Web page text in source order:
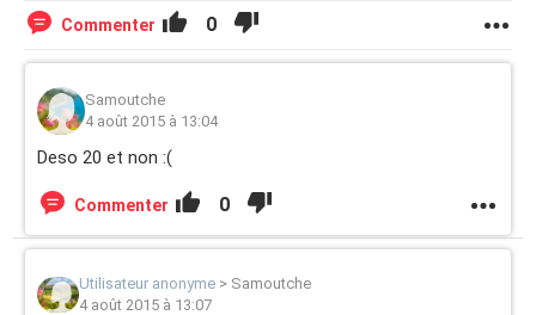
Commenter 0
Samoutche
4 août 2015 à 13:04
Deso 20 et non :(
Commenter 0
Utilisateur anonyme > Samoutche
4 août 2015 à 13:07